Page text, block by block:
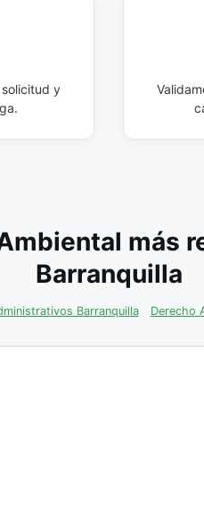
y
más
Barranquilla
Barranquilla Derecho